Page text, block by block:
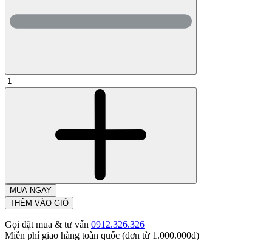
MUA NGAY
THÊM VÀO GIỎ
Gọi đặt mua & tư vấn 0912.326.326
Miễn phí giao hàng toàn quốc (đơn từ 1.000.000đ)